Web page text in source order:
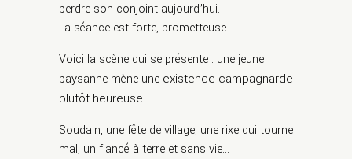
perdre son conjoint aujourd’hui.
La séance est forte, prometteuse.
Voici la scène qui se présente : une jeune
paysanne mène une existence campagnarde
plutôt heureuse.
Soudain, une fête de village, une rixe qui tourne
mal, un fiancé à terre et sans vie…